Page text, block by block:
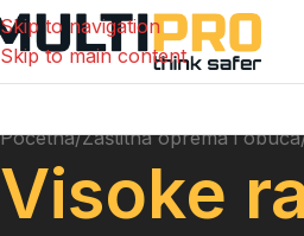
Skip to navigation
Skip to main content
Početna/Zaštitna oprema i obuća
Visoke